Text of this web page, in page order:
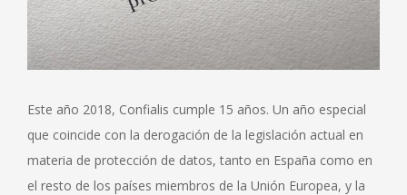
Este año 2018, Confialis cumple 15 años. Un año especial
que coincide con la derogación de la legislación actual en
materia de protección de datos, tanto en España como en
el resto de los países miembros de la Unión Europea, y la